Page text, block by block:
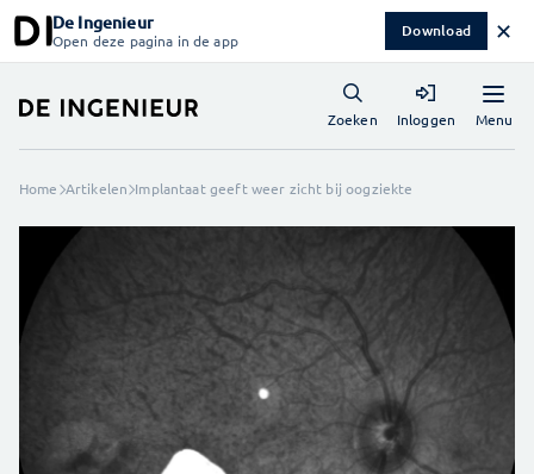
De Ingenieur
Open deze pagina in de app Download ✕
Menu
Zoeken Inloggen
Home Artikelen Implantaat geeft weer zicht bij oogziekte